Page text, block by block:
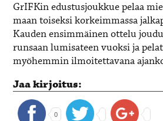
GrIFKin edustusjoukkue pelaa
maan toiseksi korkeimmassa
Kauden ensimmäinen ottelu
runsaan lumisateen vuoksi ja
myöhemmin ilmoitettavana
Jaa kirjoitus:
0